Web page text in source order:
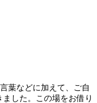
葉などに加えて、ご自
した。この場をお借り